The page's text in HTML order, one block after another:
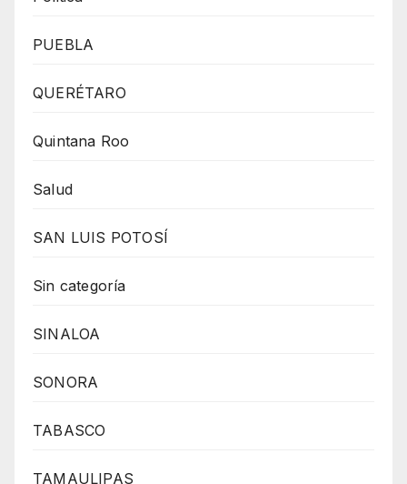
PUEBLA
QUERÉTARO
Quintana Roo
Salud
SAN LUIS POTOSÍ
Sin categoría
SINALOA
SONORA
TABASCO
TAMAULIPAS